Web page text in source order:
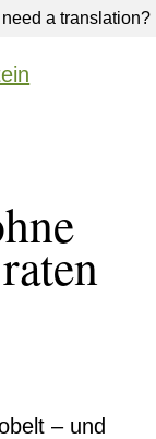
a translation?
– und